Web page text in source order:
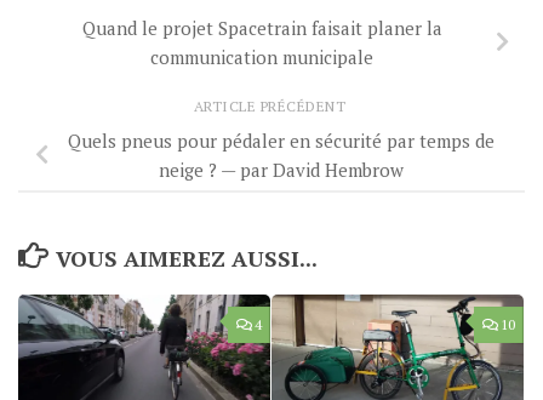
Quand le projet Spacetrain faisait planer la
communication municipale
ARTICLE PRÉCÉDENT
Quels pneus pour pédaler en sécurité par temps de
neige ? — par David Hembrow
VOUS AIMEREZ AUSSI...
4 10